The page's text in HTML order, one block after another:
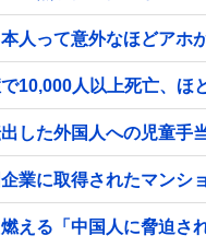
人って意外なほどアホ
で10,000人以上死亡、
出した外国人への児童
企業に取得されたマン
える「中国人に脅迫さ